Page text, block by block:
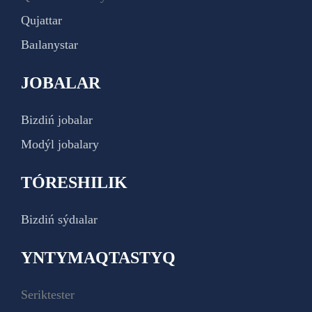
Qujattar
Baılanystar
JOBALAR
Bizdiń jobalar
Modýl jobalary
TÓRESHILIK
Bizdiń sýdıalar
YNTYMAQTASTYQ
Seriktester